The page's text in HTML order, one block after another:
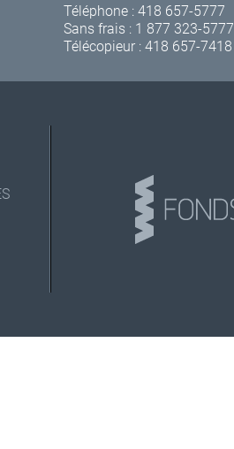
Téléphone :418 657-5777
Sans frais : 1 877 323-5777
Télécopieur : 418 657-7418